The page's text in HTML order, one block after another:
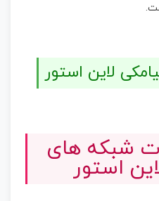
لاین استور
شبکه های
استور